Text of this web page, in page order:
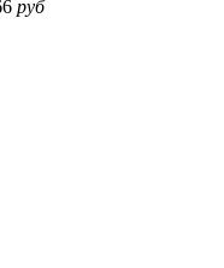
руб